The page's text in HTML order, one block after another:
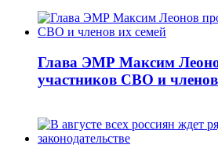
Глава ЭМР Максим
участников СВО и